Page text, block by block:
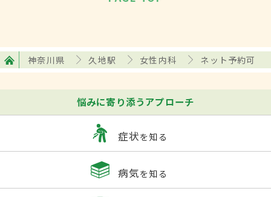
神奈川県 久地駅 女性内科 ネット予約可
悩みに寄り添うアプローチ
症状を知る
病気を知る